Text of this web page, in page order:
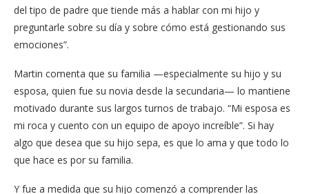
del tipo de padre que tiende más a hablar con mi hijo y
preguntarle sobre su día y sobre cómo está gestionando sus
emociones”.
Martin comenta que su familia —especialmente su hijo y su
esposa, quien fue su novia desde la secundaria— lo mantiene
motivado durante sus largos turnos de trabajo. “Mi esposa es
mi roca y cuento con un equipo de apoyo increíble”. Si hay
algo que desea que su hijo sepa, es que lo ama y que todo lo
que hace es por su familia.
Y fue a medida que su hijo comenzó a comprender las